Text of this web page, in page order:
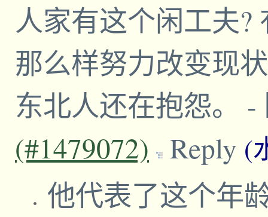
人家有这个闲工夫?
那么样努力改变现
东北人还在抱怨。 -
(#1479072) Reply (
他代表了这个年